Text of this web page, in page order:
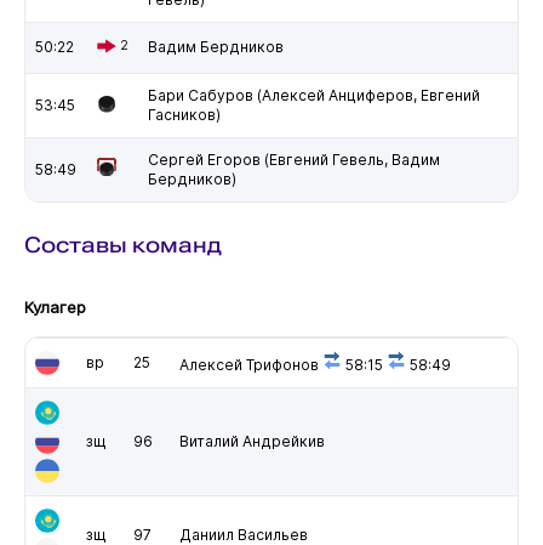
50:22 2 Вадим Бердников
53:45
Бари Сабуров (Алексей Анциферов, Евгений
Гасников)
58:49
Сергей Егоров (Евгений Гевель, Вадим
Бердников)
Составы команд
Кулагер
вр 25 Алексей Трифонов 58:15 58:49
зщ 96 Виталий Андрейкив
зщ 97 Даниил Васильев